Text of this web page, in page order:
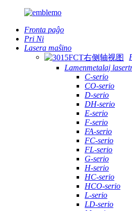
Fronta paĝo
Pri Ni
Lasera maŝino
Lamenmetalaj
C-serio
CO-serio
D-serio
DH-serio
E-serio
F-serio
FA-serio
FC-serio
FL-serio
G-serio
H-serio
HC-serio
HCO-serio
L-serio
LD-serio